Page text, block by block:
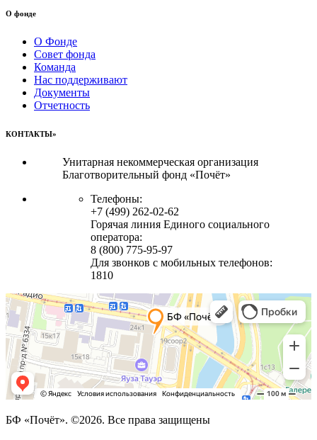
О фонде
О Фонде
Совет фонда
Команда
Нас поддерживают
Документы
Отчетность
КОНТАКТЫ»
Унитарная некоммерческая организация
Благотворительный фонд «Почёт»
Телефоны:
+7 (499) 262-02-62
Горячая линия Единого социального
оператора:
8 (800) 775-95-97
Для звонков с мобильных телефонов:
1810
БФ «Почёт». ©2026. Все права защищены